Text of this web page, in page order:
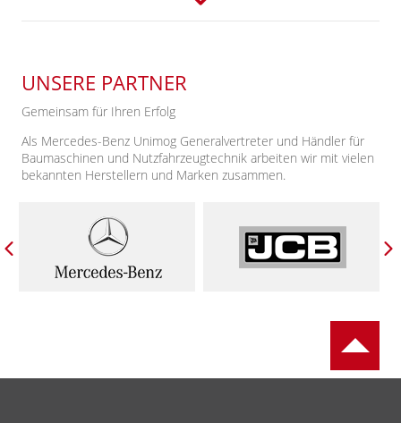
UNSERE PARTNER
Gemeinsam für Ihren Erfolg
Als Mercedes-Benz Unimog Generalvertreter und Händler für
Baumaschinen und Nutzfahrzeugtechnik arbeiten wir mit vielen
bekannten Herstellern und Marken zusammen.